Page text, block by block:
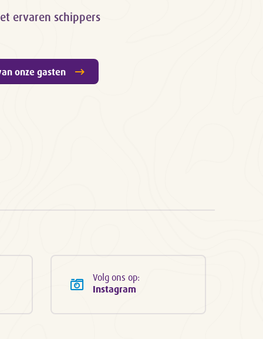
ervaren schippers
onze gasten
Volg ons op:
Instagram